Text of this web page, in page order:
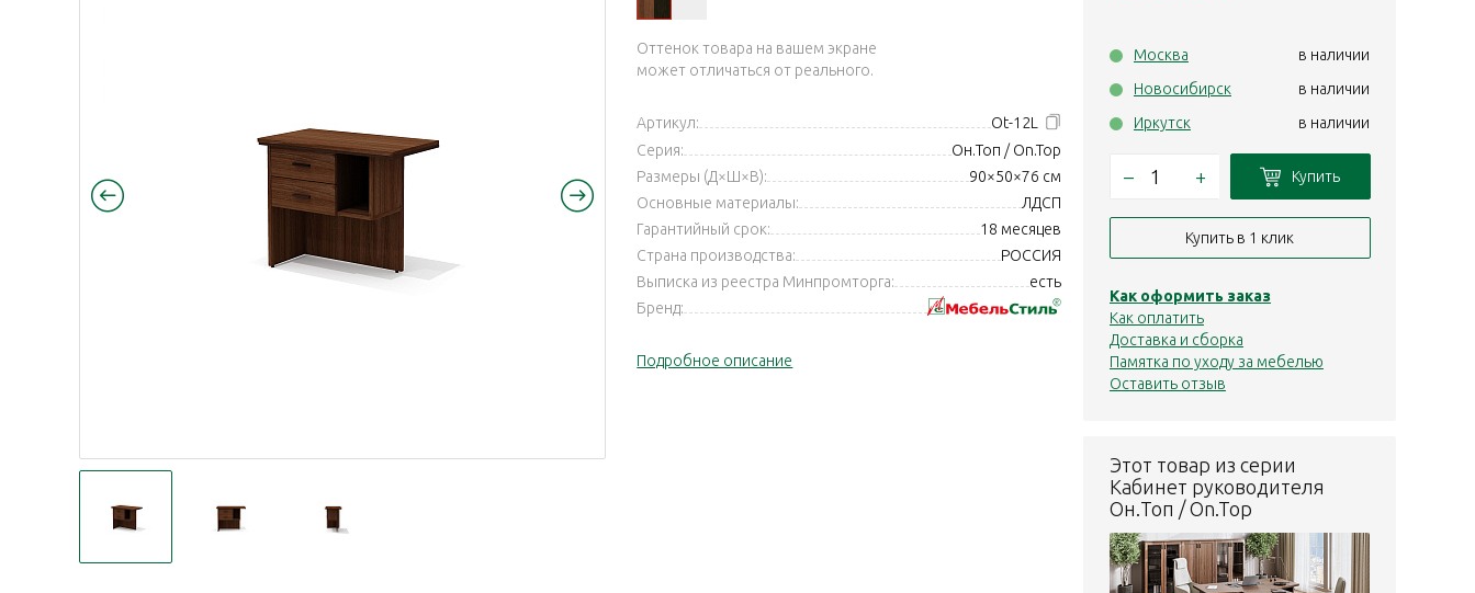
Оттенок товара на вашем экране
может отличаться от реального.
Артикул:
Ot-12L
Серия:
Он.Топ / On.Top
Размеры (Д×Ш×В):
90×50×76 см
Основные материалы:
ЛДСП
Гарантийный срок:
18 месяцев
Страна производства:
РОССИЯ
Выписка из реестра Минпромторга:
есть
Бренд:
Подробное описание
Москва
в наличии
Новосибирск
в наличии
Иркутск
в наличии
– + Купить
Купить в 1 клик
Как оформить заказ
Как оплатить
Доставка и сборка
Памятка по уходу за мебелью
Оставить отзыв
Этот товар из серии
Кабинет руководителя
Он.Топ / On.Top